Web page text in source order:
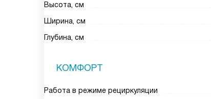
Высота, см
Ширина, см
Глубина, см
КОМФОРТ
Работа в режиме рециркуляции